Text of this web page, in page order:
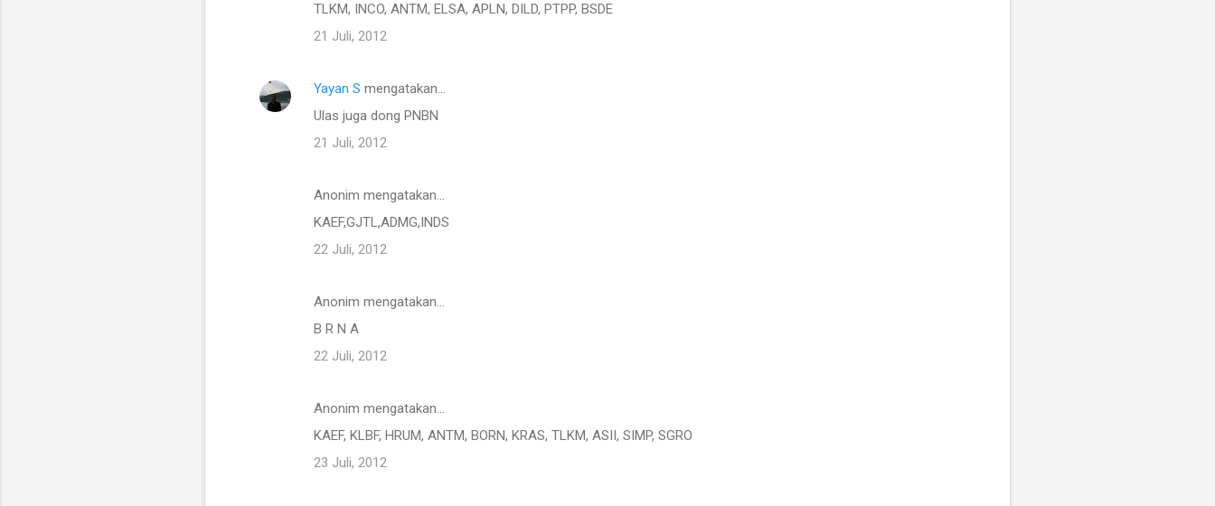
TLKM, INCO, ANTM, ELSA, APLN, DILD, PTPP, BSDE
21 Juli, 2012
Yayan S mengatakan…
Ulas juga dong PNBN
21 Juli, 2012
Anonim mengatakan…
KAEF,GJTL,ADMG,INDS
22 Juli, 2012
Anonim mengatakan…
B R N A
22 Juli, 2012
Anonim mengatakan…
KAEF, KLBF, HRUM, ANTM, BORN, KRAS, TLKM, ASII, SIMP, SGRO
23 Juli, 2012